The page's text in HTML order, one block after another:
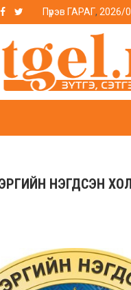
Пүрэв ГАРАГ, 2026/
НЭГДСЭН